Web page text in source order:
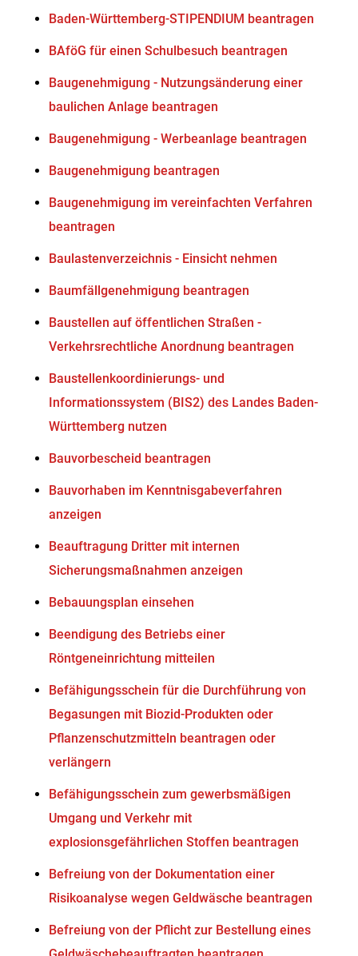
Baden-Württemberg-STIPENDIUM beantragen
BAföG für einen Schulbesuch beantragen
Baugenehmigung - Nutzungsänderung einer
baulichen Anlage beantragen
Baugenehmigung - Werbeanlage beantragen
Baugenehmigung beantragen
Baugenehmigung im vereinfachten Verfahren
beantragen
Baulastenverzeichnis - Einsicht nehmen
Baumfällgenehmigung beantragen
Baustellen auf öffentlichen Straßen -
Verkehrsrechtliche Anordnung beantragen
Baustellenkoordinierungs- und
Informationssystem (BIS2) des Landes Baden-
Württemberg nutzen
Bauvorbescheid beantragen
Bauvorhaben im Kenntnisgabeverfahren
anzeigen
Beauftragung Dritter mit internen
Sicherungsmaßnahmen anzeigen
Bebauungsplan einsehen
Beendigung des Betriebs einer
Röntgeneinrichtung mitteilen
Befähigungsschein für die Durchführung von
Begasungen mit Biozid-Produkten oder
Pflanzenschutzmitteln beantragen oder
verlängern
Befähigungsschein zum gewerbsmäßigen
Umgang und Verkehr mit
explosionsgefährlichen Stoffen beantragen
Befreiung von der Dokumentation einer
Risikoanalyse wegen Geldwäsche beantragen
Befreiung von der Pflicht zur Bestellung eines